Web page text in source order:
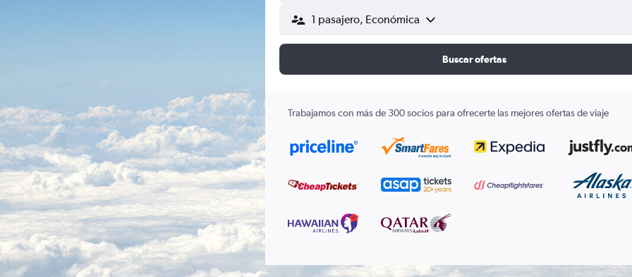
1 pasajero, Económica
Buscar ofertas
Trabajamos con más de 300 socios para ofrecerte las mejores ofertas de viaje